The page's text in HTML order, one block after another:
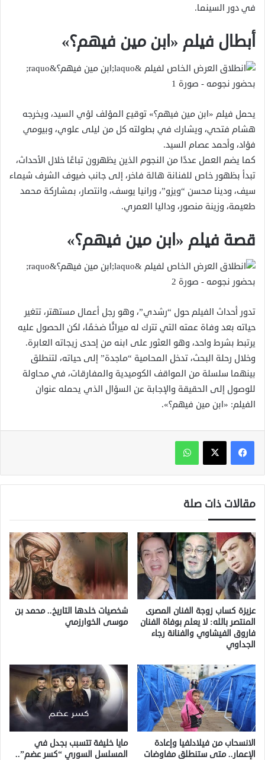
في دور السينما.
أبطال فيلم «ابن مين فيهم؟»
يحمل فيلم «ابن مين فيهم؟» توقيع المؤلف لؤي السيد، ويخرجه
هشام فتحي، ويشارك في بطولته كل من ليلى علوي، وبيومي
فؤاد، وأحمد عصام السيد.
كما يضم العمل عددًا من النجوم الذين يظهرون تباعًا خلال الأحداث،
تبدأ بظهور خاص للفنانة هالة فاخر، إلى جانب ضيوف الشرف شيماء
سيف، ودينا محسن “ويزو”، ورانيا يوسف، وانتصار، بمشاركة محمد
طعيمة، وزينة منصور، وداليا العمري.
قصة فيلم «ابن مين فيهم؟»
تدور أحداث الفيلم حول “رشدي”، وهو رجل أعمال مستهتر، تتغير
حياته بعد وفاة عمته التي تترك له ميراثًا ضخمًا، لكن الحصول عليه
يرتبط بشرط واحد، وهو العثور على ابنه من إحدى زيجاته العابرة.
وخلال رحلة البحث، تدخل المحامية “ماجدة” إلى حياته، لتنطلق
بينهما سلسلة من المواقف الكوميدية والمفارقات، في محاولة
للوصول إلى الحقيقة والإجابة عن السؤال الذي يحمله عنوان
الفيلم: «ابن مين فيهم؟».
واتساب
مقالات ذات صلة
عزيزة كساب زوجة الفنان المصرى
المنتصر بالله: لا يعلم بوفاة الفنان
فاروق الفيشاوي والفنانة رجاء
الجداوي
شخصيات خلدها التاريخ.. محمد بن
موسى الخوارزمي
الانسحاب من فيلادلفيا وإعادة
الإعمار.. متى ستنطلق مفاوضات
مايا خليفة تتسبب بجدل في
المسلسل السوري “كسر عضم”..